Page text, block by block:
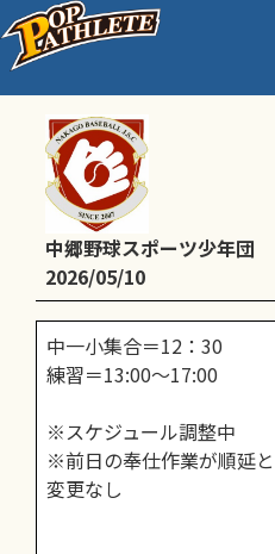
通常練習
中郷野球スポーツ少年団
2026/05/10
中一小集合＝12：30
練習＝13:00～17:00
※スケジュール調整中
※前日の奉仕作業が順延
変更なし